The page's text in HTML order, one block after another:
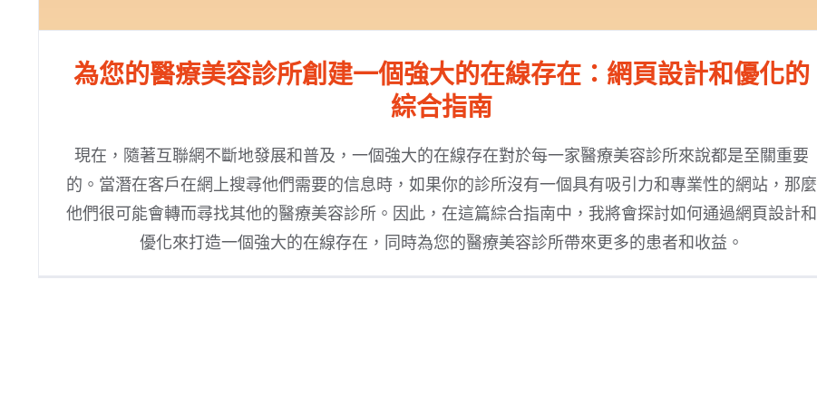
為您的醫療美容診所創建一個強大的在線存在：網頁設計和優化的
綜合指南
現在，隨著互聯網不斷地發展和普及，一個強大的在線存在對於每一家醫療美容診所來說都是至關重要
的。當潛在客戶在網上搜尋他們需要的信息時，如果你的診所沒有一個具有吸引力和專業性的網站，那麼
他們很可能會轉而尋找其他的醫療美容診所。因此，在這篇綜合指南中，我將會探討如何通過網頁設計和
優化來打造一個強大的在線存在，同時為您的醫療美容診所帶來更多的患者和收益。